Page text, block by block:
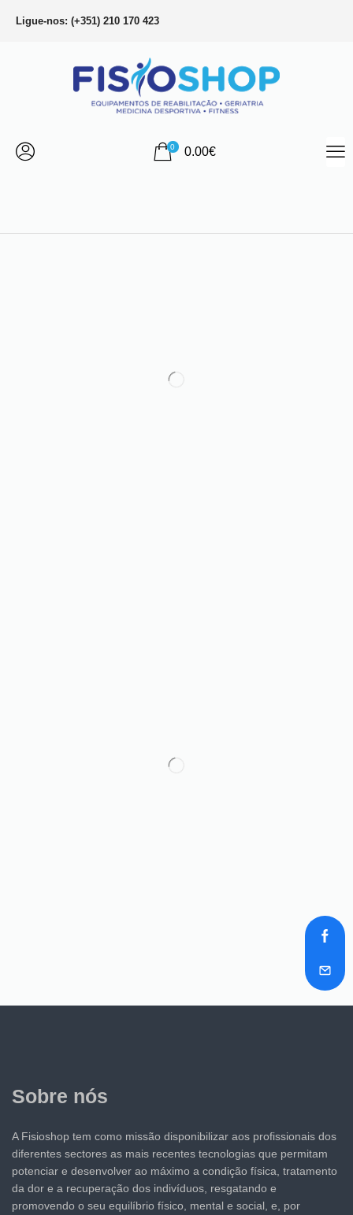
Ligue-nos: (+351) 210 170 423
0 0.00€
Sobre nós
A Fisioshop tem como missão disponibilizar aos profissionais dos
diferentes sectores as mais recentes tecnologias que permitam
potenciar e desenvolver ao máximo a condição física, tratamento
da dor e a recuperação dos indivíduos, resgatando e
promovendo o seu equilíbrio físico, mental e social, e, por